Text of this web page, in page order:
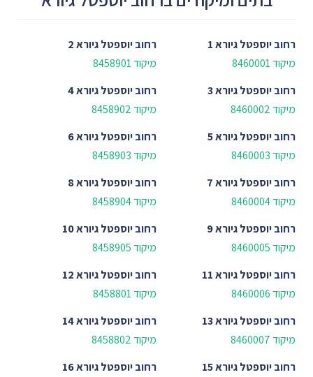
רחוביוספטל גיורא 1
מיקוד 8460001
רחוביוספטל גיורא 2
מיקוד 8458901
רחוביוספטל גיורא 3
מיקוד 8460002
רחוביוספטל גיורא 4
מיקוד 8458902
רחוביוספטל גיורא 5
מיקוד 8460003
רחוביוספטל גיורא 6
מיקוד 8458903
רחוביוספטל גיורא 7
מיקוד 8460004
רחוביוספטל גיורא 8
מיקוד 8458904
רחוביוספטל גיורא 9
מיקוד 8460005
רחוביוספטל גיורא 10
מיקוד 8458905
רחוביוספטל גיורא 11
מיקוד 8460006
רחוביוספטל גיורא 12
מיקוד 8458801
רחוביוספטל גיורא 13
מיקוד 8460007
רחוביוספטל גיורא 14
מיקוד 8458802
רחוביוספטל גיורא 15
רחוביוספטל גיורא 16